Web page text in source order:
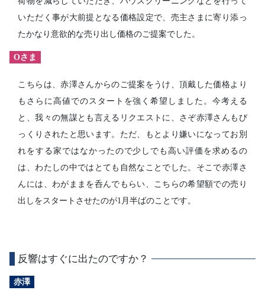
いただく事が大前提となる価格設定で、売主さまに寄り添っ
たかなり意欲的な売り出し価格のご提案でした。
Oさま
こちらは、赤澤さんからのご提案をうけ、頂戴した価格より
もさらに高値でのスタートを強く希望しました。今考える
と、我々の無謀とも言えるリクエストに、さぞ赤澤さんもび
っくりされたと思います。ただ、もとより嫌いになってお別
れをする家ではなかったので少しでも高い評価を求めるの
は、わたしの中ではとても自然なことでした。そこで赤澤さ
んには、わがままを呑んでもらい、こちらの希望額での売り
出しをスタートさせたのが1月半ばのことです。
反響はすぐに出たのですか？
赤澤